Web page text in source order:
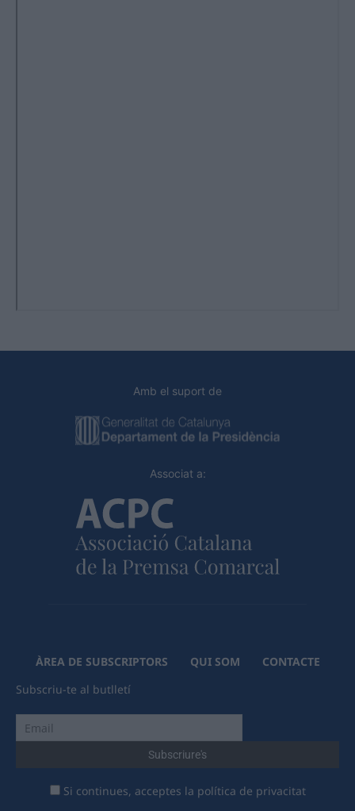
Amb el suport de
Associat a:
ÀREA DE SUBSCRIPTORS QUI SOM
CONTACTE
Subscriu-te al butlletí
Si continues, acceptes la política de privacitat